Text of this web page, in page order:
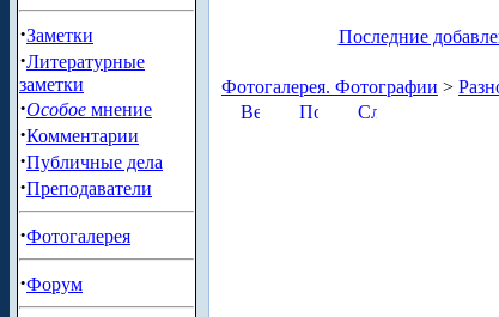
·Заметки
·Литературные
заметки
·Особое мнение
·Комментарии
·Публичные дела
·Преподаватели
·Фотогалерея
·Форум
Последние
Фотогалерея. Фотографии >